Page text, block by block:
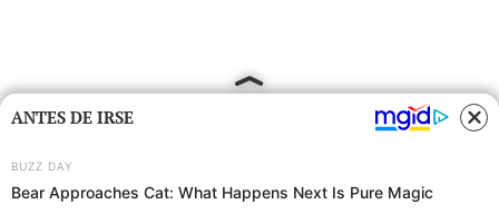
ANTES DE IRSE